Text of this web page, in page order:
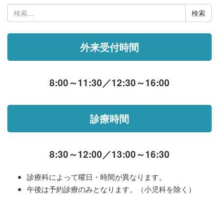
検
索:
外来受付時間
8:00～11:30／12:30～16:00
診療時間
8:30～12:00／13:00～16:30
診療科によって曜日・時間が異なります。
午後は予約診療のみとなります。（小児科を除く）